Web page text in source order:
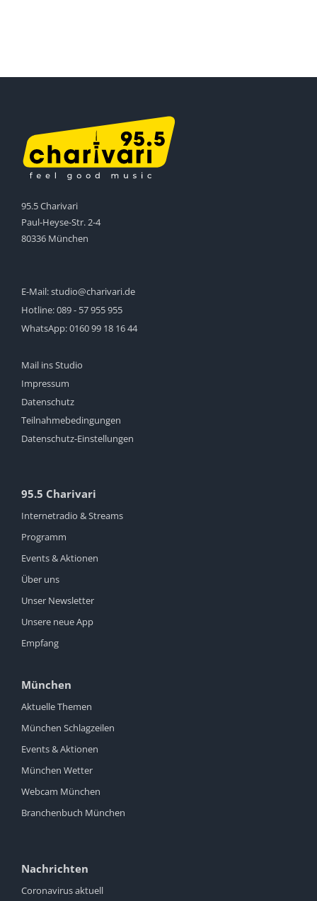
95.5 Charivari
Paul-Heyse-Str. 2-4
80336 München
E-Mail:studio@charivari.de
Hotline:089 - 57 955 955
WhatsApp:0160 99 18 16 44
Mail ins Studio
Impressum
Datenschutz
Teilnahmebedingungen
Datenschutz-Einstellungen
95.5 Charivari
Internetradio & Streams
Programm
Events & Aktionen
Über uns
Unser Newsletter
Unsere neue App
Empfang
München
Aktuelle Themen
München Schlagzeilen
Events & Aktionen
München Wetter
Webcam München
Branchenbuch München
Nachrichten
Coronavirus aktuell